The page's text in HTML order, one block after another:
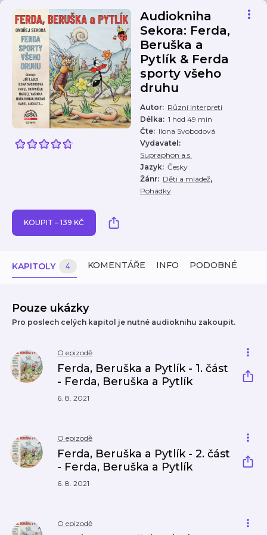
Audiokniha
Sekora: Ferda,
Beruška a
Pytlík & Ferda
sporty všeho
druhu
Autor: Různí interpreti
Délka: 1 hod 49 min
Čte: Ilona Svobodová
Vydavatel :
Supraphon a.s.
Jazyk: Česky
Žánr: Děti a mládež,
Pohádky
KOUPIT – 139 KČ
KAPITOLY 4 KOMENTÁŘE INFO PODOBNÉ
Pouze ukázky
Pro poslech celých kapitol je nutné audioknihu zakoupit.
O epizodě
Ferda, Beruška a Pytlík - 1. část
- Ferda, Beruška a Pytlík
6. 8. 2021
O epizodě
Ferda, Beruška a Pytlík - 2. část
- Ferda, Beruška a Pytlík
6. 8. 2021
O epizodě